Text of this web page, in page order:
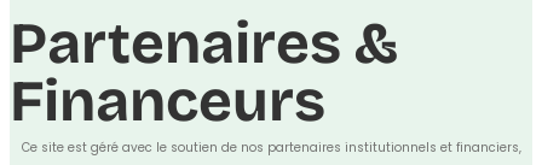
Partenaires &
Financeurs
Ce site est géré avec le soutien de nos partenaires institutionnels et financiers,